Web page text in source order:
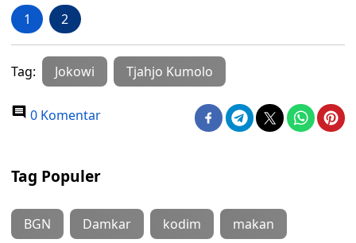
1 2
Tag: Jokowi Tjahjo Kumolo
0 Komentar
Tag Populer
BGN Damkar kodim makan